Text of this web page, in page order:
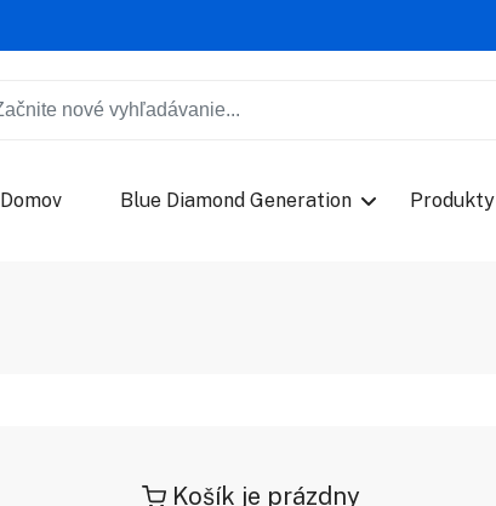
Domov Blue Diamond Generation Produkty
Košík je prázdny